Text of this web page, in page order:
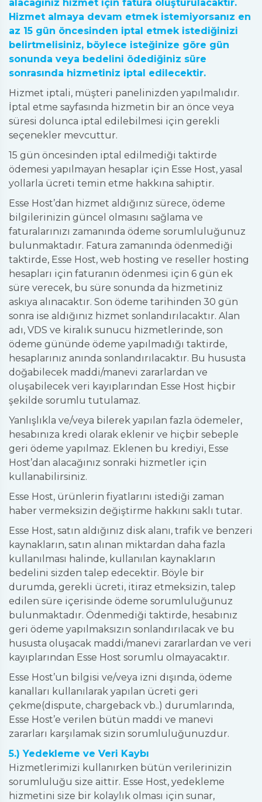
alacağınız hizmet için fatura oluşturulacaktır.
Hizmet almaya devam etmek istemiyorsanız en
az 15 gün öncesinden iptal etmek istediğinizi
belirtmelisiniz, böylece isteğinize göre gün
sonunda veya bedelini ödediğiniz süre
sonrasında hizmetiniz iptal edilecektir.
Hizmet iptali, müşteri panelinizden yapılmalıdır.
İptal etme sayfasında hizmetin bir an önce veya
süresi dolunca iptal edilebilmesi için gerekli
seçenekler mevcuttur.
15 gün öncesinden iptal edilmediği taktirde
ödemesi yapılmayan hesaplar için Esse Host, yasal
yollarla ücreti temin etme hakkına sahiptir.
Esse Host’dan hizmet aldığınız sürece, ödeme
bilgilerinizin güncel olmasını sağlama ve
faturalarınızı zamanında ödeme sorumluluğunuz
bulunmaktadır. Fatura zamanında ödenmediği
taktirde, Esse Host, web hosting ve reseller hosting
hesapları için faturanın ödenmesi için 6 gün ek
süre verecek, bu süre sonunda da hizmetiniz
askıya alınacaktır. Son ödeme tarihinden 30 gün
sonra ise aldığınız hizmet sonlandırılacaktır. Alan
adı, VDS ve kiralık sunucu hizmetlerinde, son
ödeme gününde ödeme yapılmadığı taktirde,
hesaplarınız anında sonlandırılacaktır. Bu hususta
doğabilecek maddi/manevi zararlardan ve
oluşabilecek veri kayıplarından Esse Host hiçbir
şekilde sorumlu tutulamaz.
Yanlışlıkla ve/veya bilerek yapılan fazla ödemeler,
hesabınıza kredi olarak eklenir ve hiçbir sebeple
geri ödeme yapılmaz. Eklenen bu krediyi, Esse
Host’dan alacağınız sonraki hizmetler için
kullanabilirsiniz.
Esse Host, ürünlerin fiyatlarını istediği zaman
haber vermeksizin değiştirme hakkını saklı tutar.
Esse Host, satın aldığınız disk alanı, trafik ve benzeri
kaynakların, satın alınan miktardan daha fazla
kullanılması halinde, kullanılan kaynakların
bedelini sizden talep edecektir. Böyle bir
durumda, gerekli ücreti, itiraz etmeksizin, talep
edilen süre içerisinde ödeme sorumluluğunuz
bulunmaktadır. Ödenmediği taktirde, hesabınız
geri ödeme yapılmaksızın sonlandırılacak ve bu
hususta oluşacak maddi/manevi zararlardan ve veri
kayıplarından Esse Host sorumlu olmayacaktır.
Esse Host’un bilgisi ve/veya izni dışında, ödeme
kanalları kullanılarak yapılan ücreti geri
çekme(dispute, chargeback vb..) durumlarında,
Esse Host’e verilen bütün maddi ve manevi
zararları karşılamak sizin sorumluluğunuzdur.
5.) Yedekleme ve Veri Kaybı
Hizmetlerimizi kullanırken bütün verilerinizin
sorumluluğu size aittir. Esse Host, yedekleme
hizmetini size bir kolaylık olması için sunar,